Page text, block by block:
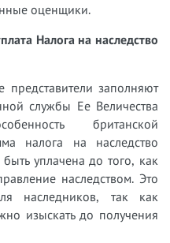
оценщики.
Налога на наследство
заполняют
службы Ее Величества
британской
налога на наследство
уплачена до того, как
наследством. Это
наследников, так как
изыскать до получения